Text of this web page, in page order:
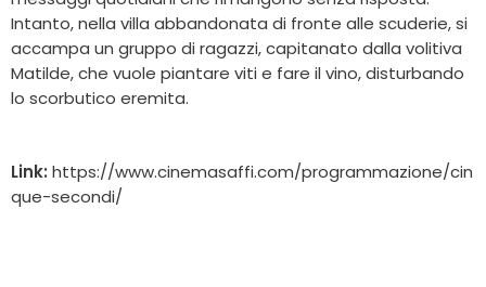
Intanto, nella villa abbandonata di fronte alle scuderie, si
accampa un gruppo di ragazzi, capitanato dalla volitiva
Matilde, che vuole piantare viti e fare il vino, disturbando
lo scorbutico eremita.
Link: https://www.cinemasaffi.com/programmazione/cin
que-secondi/